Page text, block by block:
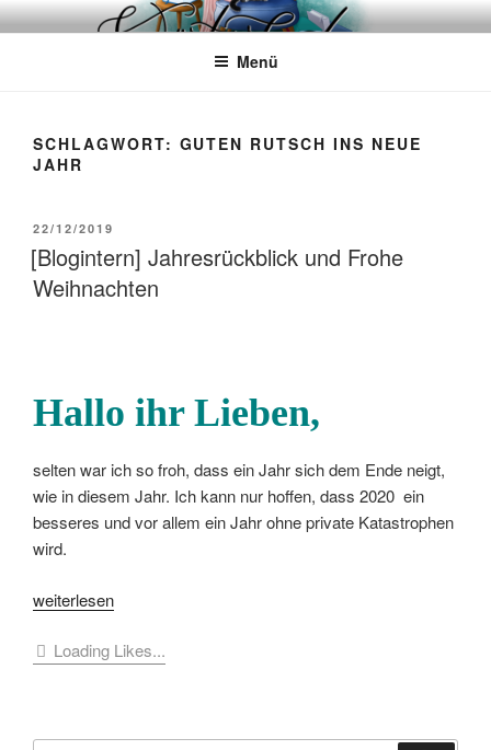
Zum
InhaltWÖRTERKATZE
Von Büchern erzählen
Menü
SCHLAGWORT: GUTEN RUTSCH INS NEUE
JAHR
VERÖFFENTLICHT
AM
22/12/2019
[Blogintern] Jahresrückblick und Frohe
Weihnachten
Hallo ihr Lieben,
selten war ich so froh, dass ein Jahr sich dem Ende neigt,
wie in diesem Jahr. Ich kann nur hoffen, dass 2020 ein
besseres und vor allem ein Jahr ohne private Katastrophen
wird.
„[Blogintern]
und
weiterlesen
Loading Likes...